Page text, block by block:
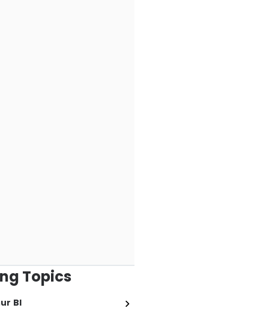
Topics
BI